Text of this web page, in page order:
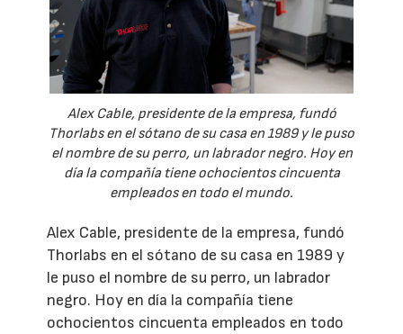
Alex Cable, presidente de la empresa, fundó
Thorlabs en el sótano de su casa en 1989 y le puso
el nombre de su perro, un labrador negro. Hoy en
día la compañía tiene ochocientos cincuenta
empleados en todo el mundo.
Alex Cable, presidente de la empresa, fundó
Thorlabs en el sótano de su casa en 1989 y
le puso el nombre de su perro, un labrador
negro. Hoy en día la compañía tiene
ochocientos cincuenta empleados en todo